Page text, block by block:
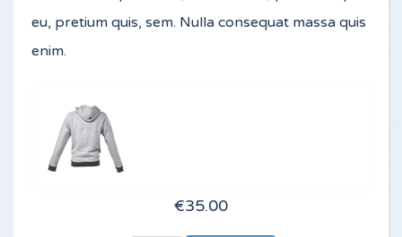
eu, pretium quis, sem. Nulla consequat massa quis
enim.
€35.00